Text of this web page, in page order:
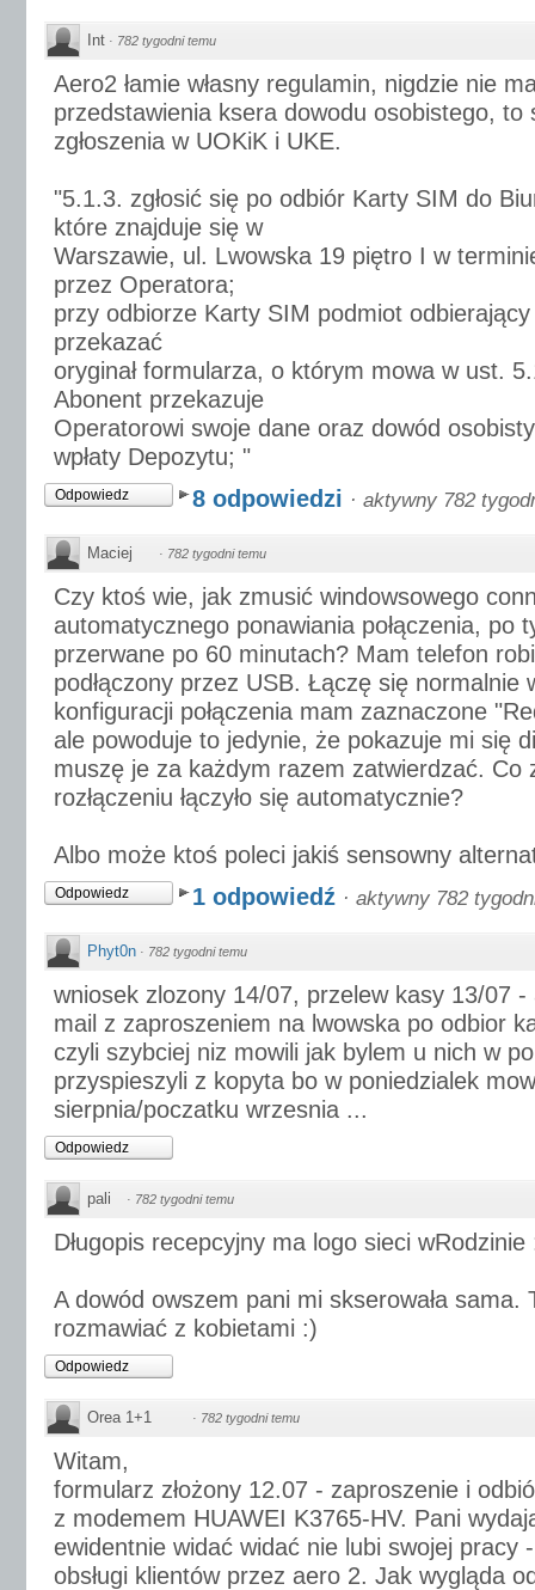
Int · 782 tygodni temu
Aero2 łamie własny regulamin, nigdzie nie
przedstawienia ksera dowodu osobistego, to
zgłoszenia w UOKiK i UKE.
"5.1.3. zgłosić się po odbiór Karty SIM do
które znajduje się w
Warszawie, ul. Lwowska 19 piętro I w
przez Operatora;
przy odbiorze Karty SIM podmiot
przekazać
oryginał formularza, o którym mowa w ust.
Abonent przekazuje
Operatorowi swoje dane oraz dowód
wpłaty Depozytu; "
Odpowiedz 8 odpowiedzi · aktywny 782
Maciej · 782 tygodni temu
Czy ktoś wie, jak zmusić windowsowego
automatycznego ponawiania połączenia, po
przerwane po 60 minutach? Mam telefon
podłączony przez USB. Łączę się normalnie
konfiguracji połączenia mam zaznaczone
ale powoduje to jedynie, że pokazuje mi się
muszę je za każdym razem zatwierdzać. Co
rozłączeniu łączyło się automatycznie?
Albo może ktoś poleci jakiś sensowny
Odpowiedz 1 odpowiedź · aktywny 782
Phyt0n · 782 tygodni temu
wniosek zlozony 14/07, przelew kasy 13/07 -
mail z zaproszeniem na lwowska po odbior
czyli szybciej niz mowili jak bylem u nich w
przyspieszyli z kopyta bo w poniedzialek
sierpnia/poczatku wrzesnia ...
Odpowiedz
pali · 782 tygodni temu
Długopis recepcyjny ma logo sieci wRodzinie
A dowód owszem pani mi skserowała sama.
rozmawiać z kobietami :)
Odpowiedz
Orea 1+1 · 782 tygodni temu
Witam,
formularz złożony 12.07 - zaproszenie i
z modemem HUAWEI K3765-HV. Pani
ewidentnie widać widać nie lubi swojej pracy
obsługi klientów przez aero 2. Jak wygląda